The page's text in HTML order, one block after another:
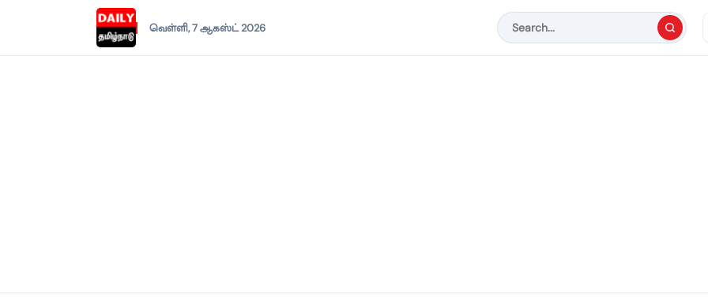
வெள்ளி, 7 ஆகஸ்ட் 2026